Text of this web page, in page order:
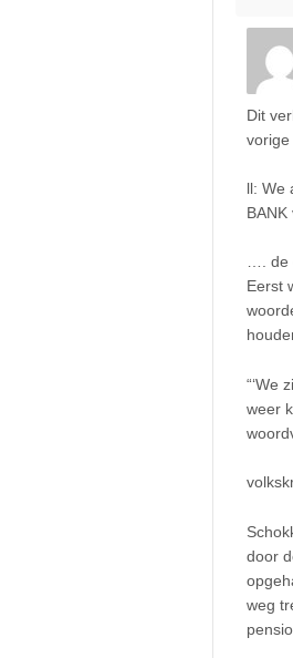
Dit
vorige
ll: We
…. de
Eerst
“‘We
weer
door
weg